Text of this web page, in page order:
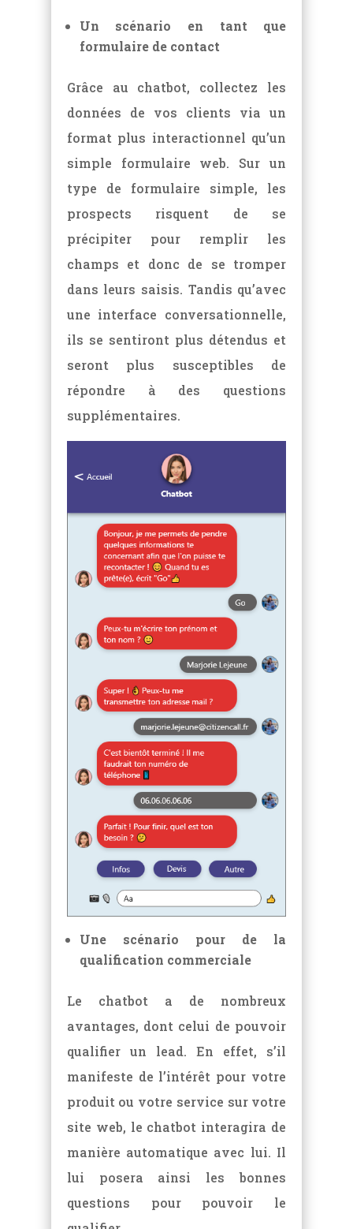
Un scénario en tant que
formulaire de contact
Grâce au chatbot, collectez les
données de vos clients via un
format plus interactionnel qu’un
simple formulaire web. Sur un
type de formulaire simple, les
prospects risquent de se
précipiter pour remplir les
champs et donc de se tromper
dans leurs saisis. Tandis qu’avec
une interface conversationnelle,
ils se sentiront plus détendus et
seront plus susceptibles de
répondre à des questions
supplémentaires.
Une scénario pour de la
qualification commerciale
Le chatbot a de nombreux
avantages, dont celui de pouvoir
qualifier un lead. En effet, s’il
manifeste de l’intérêt pour votre
produit ou votre service sur votre
site web, le chatbot interagira de
manière automatique avec lui. Il
lui posera ainsi les bonnes
questions pour pouvoir le